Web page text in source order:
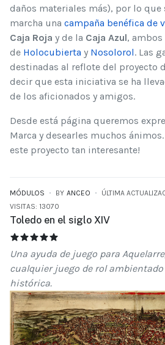
daños materiales más), por lo que
marcha una campaña benéfica de
Caja Roja y de la Caja Azul, ambos
de Holocubierta y Nosolorol. Las
destinadas al reflote del proyecto
decir que esta iniciativa se ha
de los aficionados y amigos.
Desde está página queremos
Marca y desearles muchos
este proyecto tan interesante!
MÓDULOS BY ANCEO
ÚLTIMA
VISITAS: 13070
Toledo en el siglo XIV
TOLEDO EN EL SIGLO XIV
Una ayuda de juego para
cualquier juego de rol ambientado
histórica.